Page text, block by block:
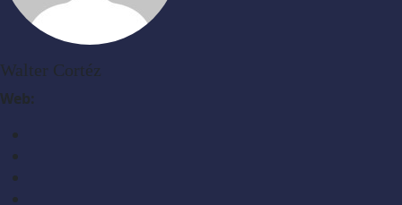
Walter Cortéz
Web: